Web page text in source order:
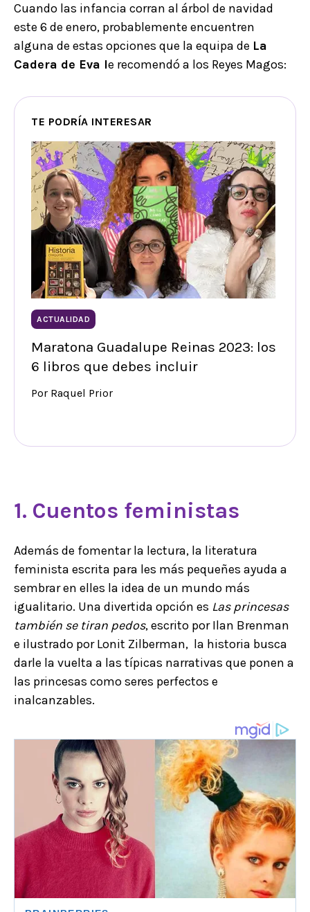
Cuando las infancia corran al árbol de navidad
este 6 de enero, probablemente encuentren
alguna de estas opciones que la equipa de La
Cadera de Eva le recomendó a los Reyes Magos:
TE PODRÍA INTERESAR
ACTUALIDAD
Maratona Guadalupe Reinas 2023: los
6 libros que debes incluir
Por Raquel Prior
1. Cuentos feministas
Además de fomentar la lectura, la literatura
feminista escrita para les más pequeñes ayuda a
sembrar en elles la idea de un mundo más
igualitario. Una divertida opción es Las princesas
también se tiran pedos, escrito por Ilan Brenman
e ilustrado por Lonit Zilberman, la historia busca
darle la vuelta a las típicas narrativas que ponen a
las princesas como seres perfectos e
inalcanzables.